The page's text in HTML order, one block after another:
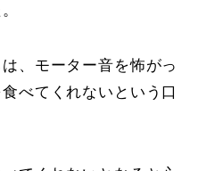
、モーター音を怖がっ
べてくれないという口